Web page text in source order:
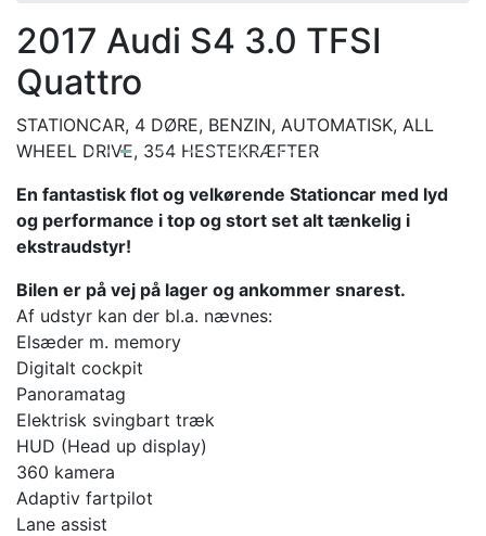
2017 Audi S4 3.0 TFSI
Quattro
STATIONCAR, 4 DØRE, BENZIN, AUTOMATISK, ALL
WHEEL DRIVE, 354 HESTEKRÆFTER
En fantastisk flot og velkørende Stationcar med lyd
og performance i top og stort set alt tænkelig i
ekstraudstyr!
Bilen er på vej på lager og ankommer snarest.
Af udstyr kan der bl.a. nævnes:
Elsæder m. memory
Digitalt cockpit
Panoramatag
Elektrisk svingbart træk
HUD (Head up display)
360 kamera
Adaptiv fartpilot
Lane assist